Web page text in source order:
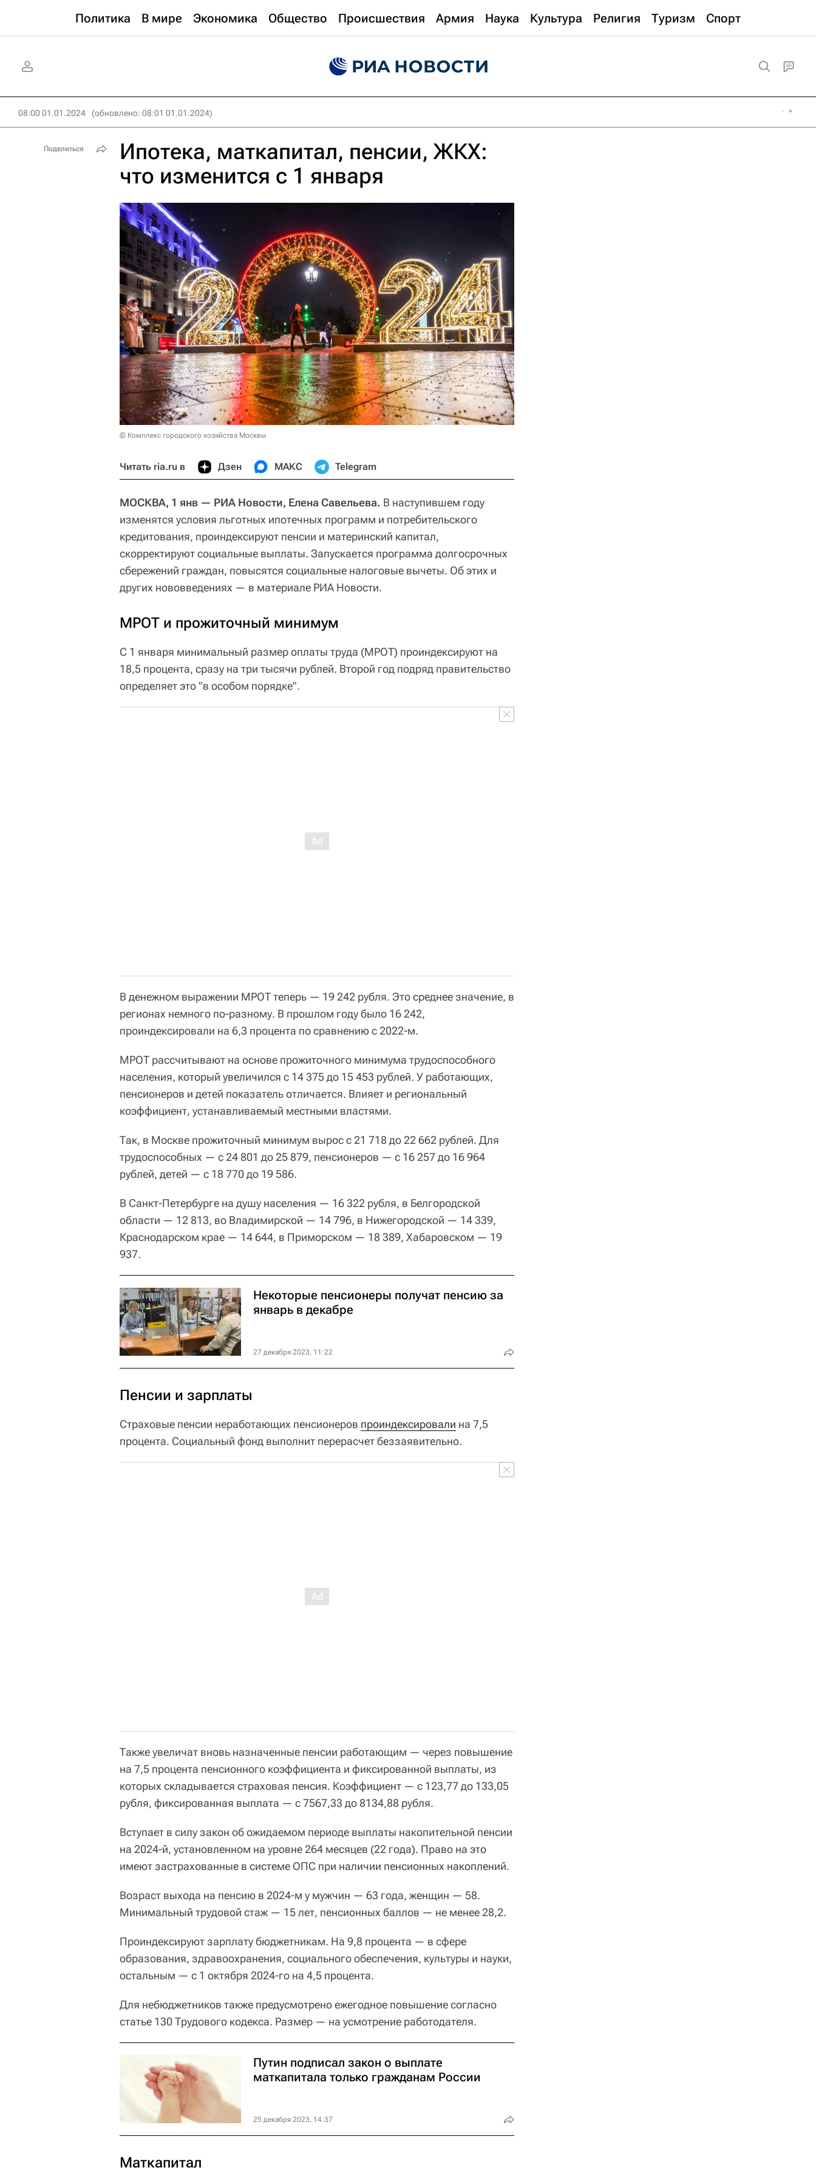
Политика В мире Экономика Общество Происшествия Армия Наука Культура Религия Туризм Спорт
08:00 01.01.2024 (обновлено: 08:01 01.01.2024)
Ипотека, маткапитал, пенсии, ЖКХ:
что изменится с 1 января
© Комплекс городского хозяйства Москвы
Читать ria.ru в Дзен МАКС Telegram
МОСКВА, 1 янв — РИА Новости, Елена Савельева. В наступившем году
изменятся условия льготных ипотечных программ и потребительского
кредитования, проиндексируют пенсии и материнский капитал,
скорректируют социальные выплаты. Запускается программа долгосрочных
сбережений граждан, повысятся социальные налоговые вычеты. Об этих и
других нововведениях — в материале РИА Новости.
МРОТ и прожиточный минимум
С 1 января минимальный размер оплаты труда (МРОТ) проиндексируют на
18,5 процента, сразу на три тысячи рублей. Второй год подряд правительство
определяет это "в особом порядке".
В денежном выражении МРОТ теперь — 19 242 рубля. Это среднее значение, в
регионах немного по-разному. В прошлом году было 16 242,
проиндексировали на 6,3 процента по сравнению с 2022-м.
МРОТ рассчитывают на основе прожиточного минимума трудоспособного
населения, который увеличился с 14 375 до 15 453 рублей. У работающих,
пенсионеров и детей показатель отличается. Влияет и региональный
коэффициент, устанавливаемый местными властями.
Так, в Москве прожиточный минимум вырос с 21 718 до 22 662 рублей. Для
трудоспособных — с 24 801 до 25 879, пенсионеров — с 16 257 до 16 964
рублей, детей — с 18 770 до 19 586.
В Санкт-Петербурге на душу населения — 16 322 рубля, в Белгородской
области — 12 813, во Владимирской — 14 796, в Нижегородской — 14 339,
Краснодарском крае — 14 644, в Приморском — 18 389, Хабаровском — 19
937.
Некоторые пенсионеры получат пенсию за
январь в декабре
27 декабря 2023, 11:22
Пенсии и зарплаты
Страховые пенсии неработающих пенсионеров проиндексировали на 7,5
процента. Социальный фонд выполнит перерасчет беззаявительно.
Также увеличат вновь назначенные пенсии работающим — через повышение
на 7,5 процента пенсионного коэффициента и фиксированной выплаты, из
которых складывается страховая пенсия. Коэффициент — с 123,77 до 133,05
рубля, фиксированная выплата — с 7567,33 до 8134,88 рубля.
Вступает в силу закон об ожидаемом периоде выплаты накопительной пенсии
на 2024-й, установленном на уровне 264 месяцев (22 года). Право на это
имеют застрахованные в системе ОПС при наличии пенсионных накоплений.
Возраст выхода на пенсию в 2024-м у мужчин — 63 года, женщин — 58.
Минимальный трудовой стаж — 15 лет, пенсионных баллов — не менее 28,2.
Проиндексируют зарплату бюджетникам. На 9,8 процента — в сфере
образования, здравоохранения, социального обеспечения, культуры и науки,
остальным — с 1 октября 2024-го на 4,5 процента.
Для небюджетников также предусмотрено ежегодное повышение согласно
статье 130 Трудового кодекса. Размер — на усмотрение работодателя.
Путин подписал закон о выплате
маткапитала только гражданам России
25 декабря 2023, 14:37
Маткапитал
Поделиться